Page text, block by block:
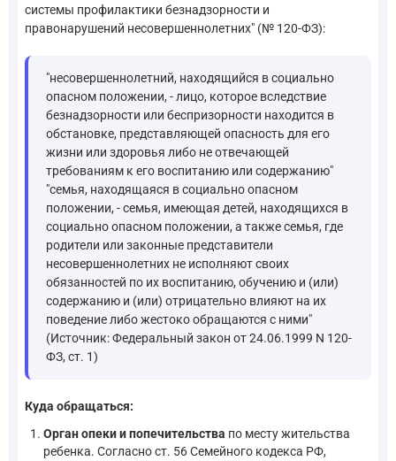
системы профилактики безнадзорности и
правонарушений несовершеннолетних" (№ 120-ФЗ):
"несовершеннолетний, находящийся в социально
опасном положении, - лицо, которое вследствие
безнадзорности или беспризорности находится в
обстановке, представляющей опасность для его
жизни или здоровья либо не отвечающей
требованиям к его воспитанию или содержанию"
"семья, находящаяся в социально опасном
положении, - семья, имеющая детей, находящихся в
социально опасном положении, а также семья, где
родители или законные представители
несовершеннолетних не исполняют своих
обязанностей по их воспитанию, обучению и (или)
содержанию и (или) отрицательно влияют на их
поведение либо жестоко обращаются с ними"
(Источник: Федеральный закон от 24.06.1999 N 120-
ФЗ, ст. 1)
Куда обращаться:
Орган опеки и попечительства по месту жительства
ребенка. Согласно ст. 56 Семейного кодекса РФ,